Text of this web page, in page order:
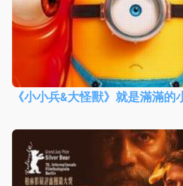
《小小兵&大怪獸》就是滿滿的